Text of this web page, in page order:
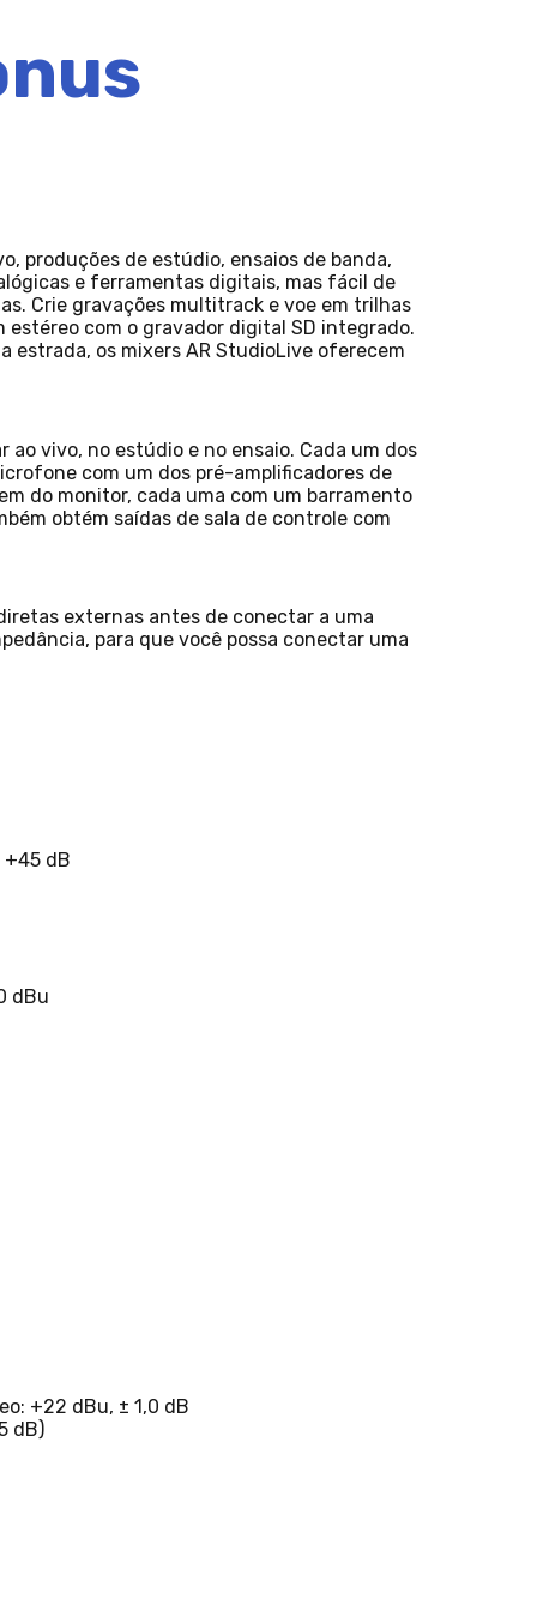
produções de estúdio, ensaios de banda,
e ferramentas digitais, mas fácil de
Crie gravações multitrack e voe em trilhas
com o gravador digital SD integrado.
estrada, os mixers AR StudioLive oferecem
ao vivo, no estúdio e no ensaio. Cada um dos
com um dos pré-amplificadores de
do monitor, cada uma com um barramento
obtém saídas de sala de controle com
externas antes de conectar a uma
para que você possa conectar uma
+45 dB
dBu
+22 dBu, ± 1,0 dB
dB)